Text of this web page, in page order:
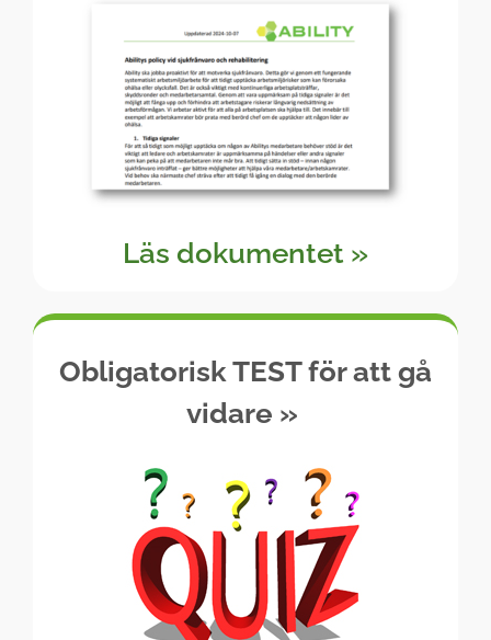
Läs dokumentet »
Obligatorisk TEST för att gå
vidare »